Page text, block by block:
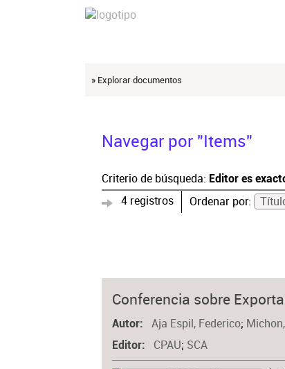
» Explorar documentos
Navegar por "Items"
Criterio de búsqueda: Editor es
4 registros Ordenar por:
Conferencia sobre
Autor Aja Espil, Federico;
Editor CPAU; SCA